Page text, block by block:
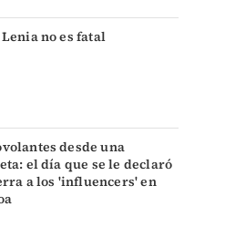
no es fatal
desde una
el día que se le declaró
a los 'influencers' en